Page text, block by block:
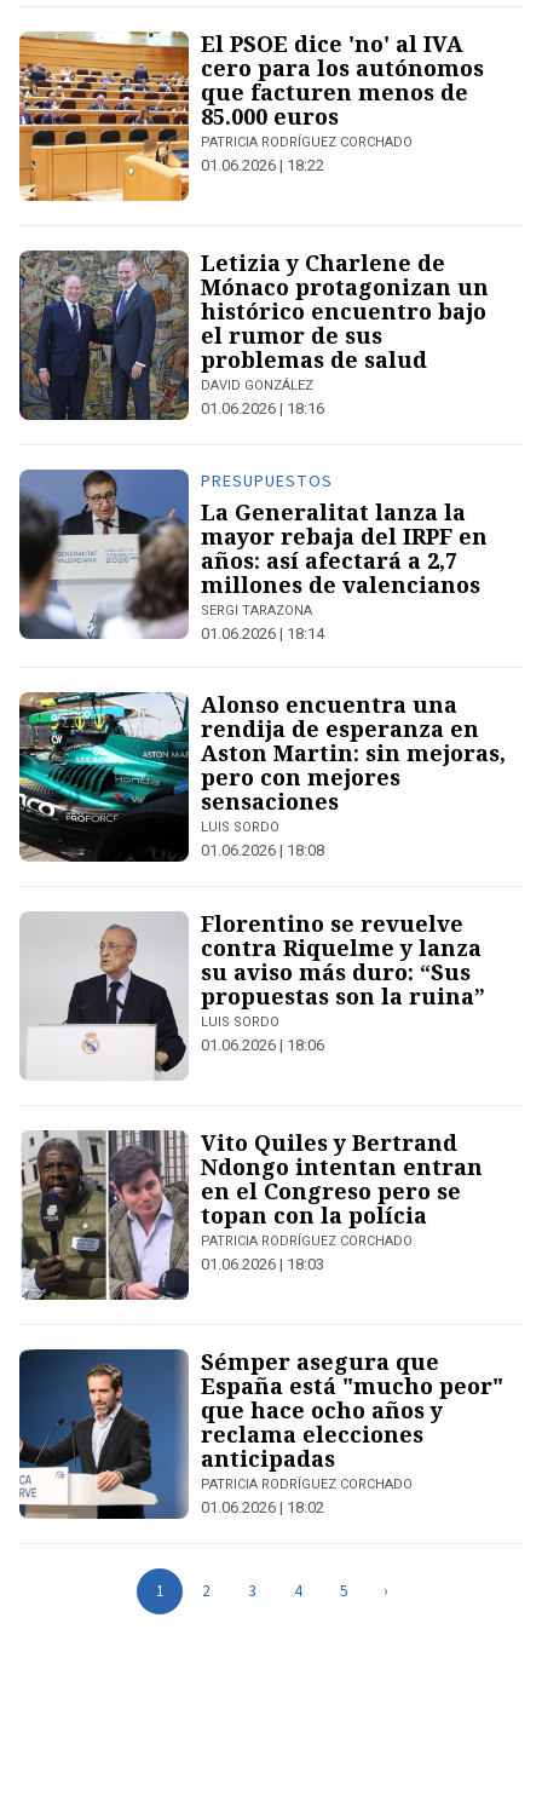
El PSOE dice 'no' al IVA
cero para los autónomos
que facturen menos de
85.000 euros
PATRICIA RODRÍGUEZ CORCHADO
01.06.2026 | 18:22
Letizia y Charlene de
Mónaco protagonizan un
histórico encuentro bajo
el rumor de sus
problemas de salud
DAVID GONZÁLEZ
01.06.2026 | 18:16
PRESUPUESTOS
La Generalitat lanza la
mayor rebaja del IRPF en
años: así afectará a 2,7
millones de valencianos
SERGI TARAZONA
01.06.2026 | 18:14
Alonso encuentra una
rendija de esperanza en
Aston Martin: sin mejoras,
pero con mejores
sensaciones
LUIS SORDO
01.06.2026 | 18:08
Florentino se revuelve
contra Riquelme y lanza
su aviso más duro: “Sus
propuestas son la ruina”
LUIS SORDO
01.06.2026 | 18:06
Vito Quiles y Bertrand
Ndongo intentan entran
en el Congreso pero se
topan con la polícia
PATRICIA RODRÍGUEZ CORCHADO
01.06.2026 | 18:03
Sémper asegura que
España está "mucho peor"
que hace ocho años y
reclama elecciones
anticipadas
PATRICIA RODRÍGUEZ CORCHADO
01.06.2026 | 18:02
1 2 3 4 5 ›